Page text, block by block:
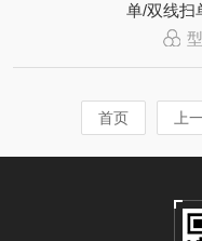
单/双线扫
首页 上